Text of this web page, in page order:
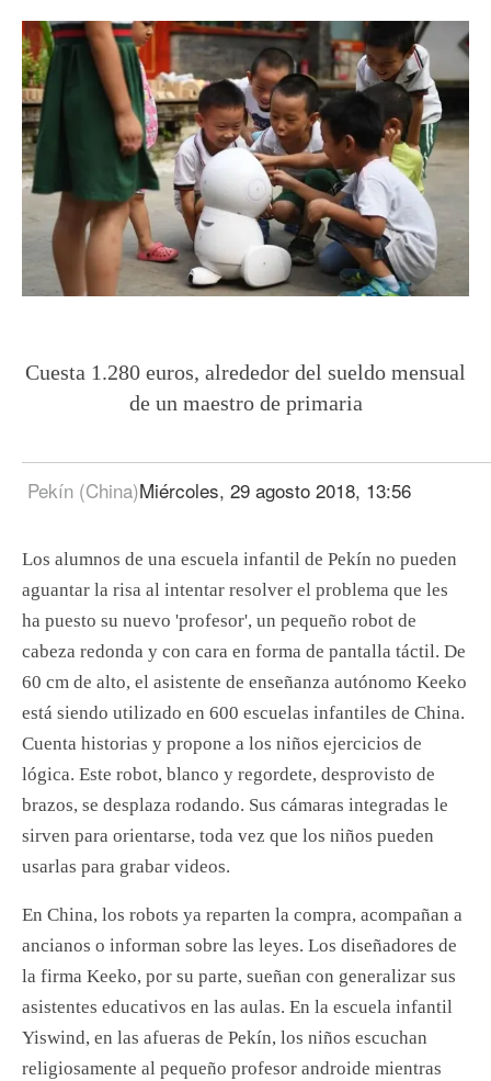
Cuesta 1.280 euros, alrededor del sueldo mensual
de un maestro de primaria
Pekín (China)Miércoles, 29 agosto 2018, 13:56
Los alumnos de una escuela infantil de Pekín no pueden
aguantar la risa al intentar resolver el problema que les
ha puesto su nuevo 'profesor', un pequeño robot de
cabeza redonda y con cara en forma de pantalla táctil. De
60 cm de alto, el asistente de enseñanza autónomo Keeko
está siendo utilizado en 600 escuelas infantiles de China.
Cuenta historias y propone a los niños ejercicios de
lógica. Este robot, blanco y regordete, desprovisto de
brazos, se desplaza rodando. Sus cámaras integradas le
sirven para orientarse, toda vez que los niños pueden
usarlas para grabar videos.
En China, los robots ya reparten la compra, acompañan a
ancianos o informan sobre las leyes. Los diseñadores de
la firma Keeko, por su parte, sueñan con generalizar sus
asistentes educativos en las aulas. En la escuela infantil
Yiswind, en las afueras de Pekín, los niños escuchan
religiosamente al pequeño profesor androide mientras